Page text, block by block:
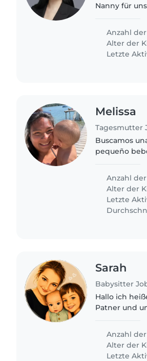
Nanny für
sprechen und
Anzahl
Alter der
Letzte
Melissa
Tagesmutter
Buscamos
pequeño
Preferimos
Anzahl
Alter der
Letzte
Sarah
Babysitter
Hallo ich
Patner und
Anzahl
Alter der
Letzte